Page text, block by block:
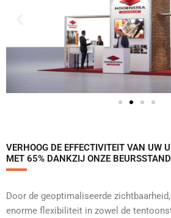
VERHOOG DE EFFECTIVITEIT VAN UW
MET 65% DANKZIJ ONZE
Door de geoptimaliseerde
enorme flexibiliteit in zowel de